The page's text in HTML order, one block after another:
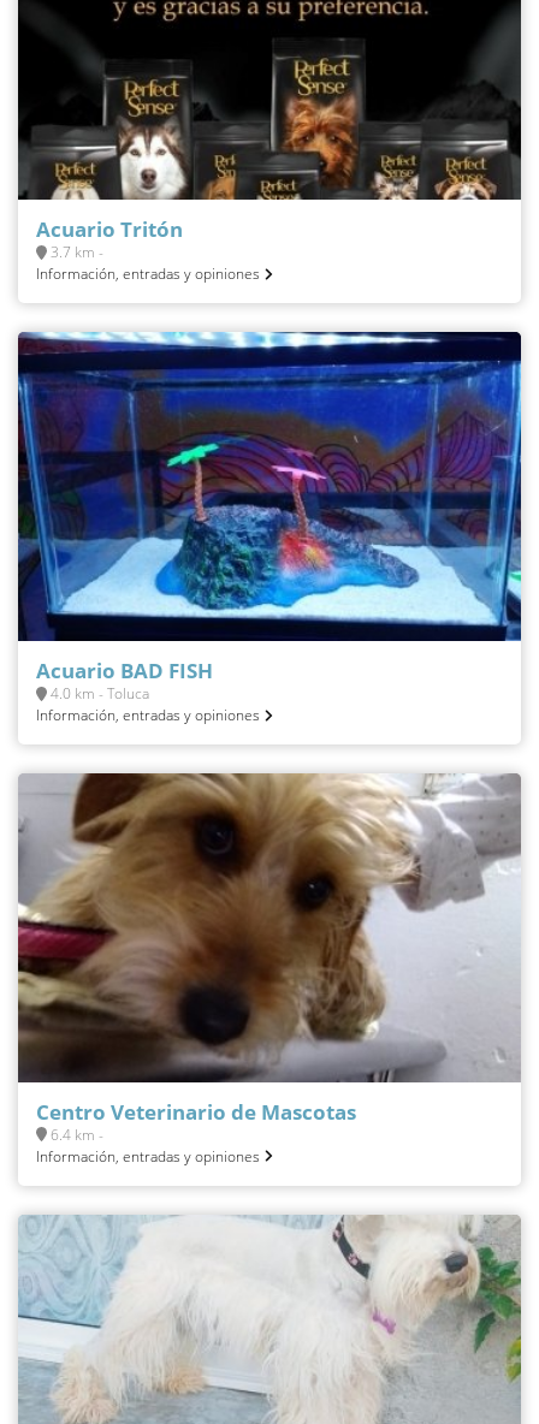
Acuario Tritón
3.7 km -
Información, entradas y opiniones
Acuario BAD FISH
4.0 km - Toluca
Información, entradas y opiniones
Centro Veterinario de Mascotas
6.4 km -
Información, entradas y opiniones